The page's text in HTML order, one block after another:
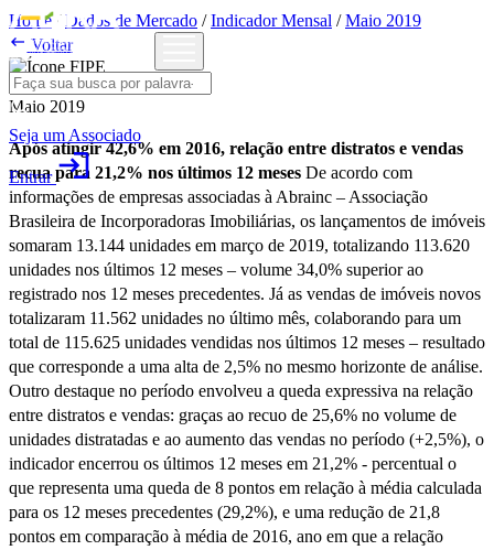
Seja um Associado
Entrarlogin
Home/Dados de Mercado /Indicador Mensal /Maio 2019
 Voltar
Maio 2019
Após atingir 42,6% em 2016, relação entre distratos e vendas
recua para 21,2% nos últimos 12 meses De acordo com
informações de empresas associadas à Abrainc – Associação
Brasileira de Incorporadoras Imobiliárias, os lançamentos de imóveis
somaram 13.144 unidades em março de 2019, totalizando 113.620
unidades nos últimos 12 meses – volume 34,0% superior ao
registrado nos 12 meses precedentes. Já as vendas de imóveis novos
totalizaram 11.562 unidades no último mês, colaborando para um
total de 115.625 unidades vendidas nos últimos 12 meses – resultado
que corresponde a uma alta de 2,5% no mesmo horizonte de análise.
Outro destaque no período envolveu a queda expressiva na relação
entre distratos e vendas: graças ao recuo de 25,6% no volume de
unidades distratadas e ao aumento das vendas no período (+2,5%), o
indicador encerrou os últimos 12 meses em 21,2% - percentual o
que representa uma queda de 8 pontos em relação à média calculada
para os 12 meses precedentes (29,2%), e uma redução de 21,8
pontos em comparação à média de 2016, ano em que a relação